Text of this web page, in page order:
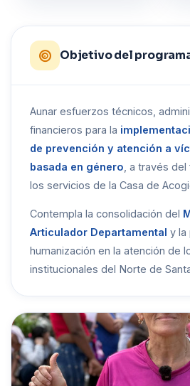
Objetivo del
Aunar esfuerzos técnicos,
financieros para la
de prevención y atención a
basada en género , a través
los servicios de la Casa de
Contempla la consolidación del
Articulador Departamental y la
humanización en la atención de
institucionales del Norte de